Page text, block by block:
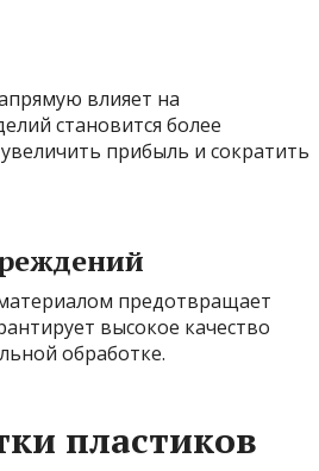
влияет на
становится более
прибыль и сократить
предотвращает
высокое качество
обработке.
пластиков